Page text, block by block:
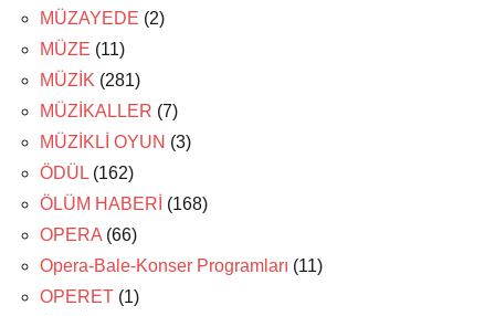
MÜZAYEDE (2)
MÜZE (11)
MÜZİK (281)
MÜZİKALLER (7)
MÜZİKLİ OYUN (3)
ÖDÜL (162)
ÖLÜM HABERİ (168)
OPERA (66)
Opera-Bale-Konser Programları (11)
OPERET (1)